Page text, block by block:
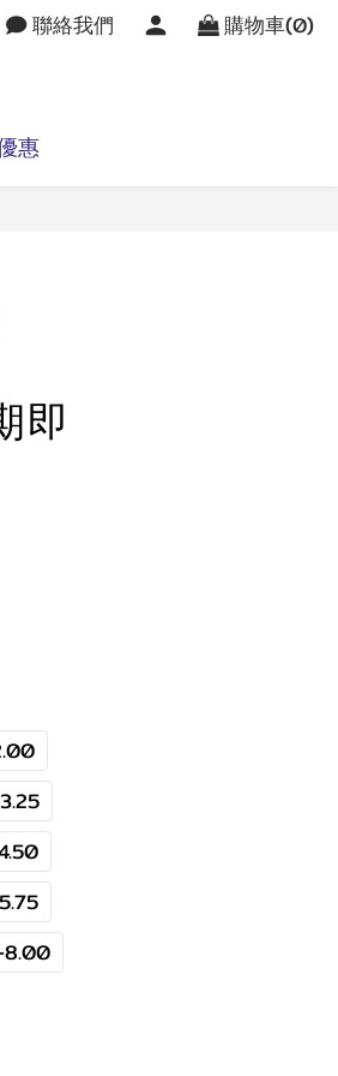
聯絡我們 購物車(0)
惠
即